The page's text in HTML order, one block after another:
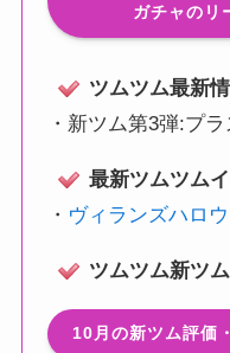
ガチャのリ
ツムツム最新
・ 新ツム第3弾:プ
最新ツムツム
・ ヴィランズハロ
ツムツム新ツ
10月の新ツム評価